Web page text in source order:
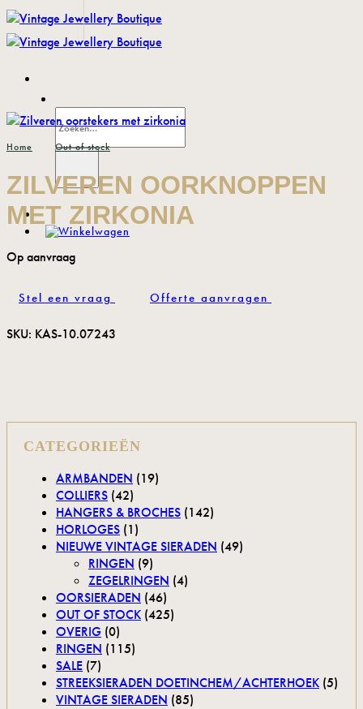
Ga
naar
inhoud
Zoeken
naar:
Home Out of stock
ZILVEREN OORKNOPPEN
MET ZIRKONIA
Stel een vraag Offerte aanvragen
SKU: KAS-10.07243
CATEGORIEËN
ARMBANDEN (19)
COLLIERS (42)
HANGERS & BROCHES (142)
HORLOGES (1)
NIEUWE VINTAGE SIERADEN (49)
RINGEN (9)
ZEGELRINGEN (4)
OORSIERADEN (46)
OUT OF STOCK (425)
OVERIG (0)
RINGEN (115)
SALE (7)
STREEKSIERADEN DOETINCHEM/ACHTERHOEK (5)
VINTAGE SIERADEN (85)